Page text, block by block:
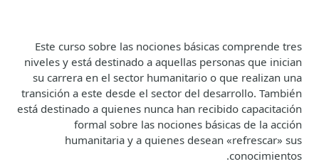
Este curso sobre las nociones básicas comprende tres
niveles y está destinado a aquellas personas que inician
su carrera en el sector humanitario o que realizan una
transición a este desde el sector del desarrollo. También
está destinado a quienes nunca han recibido capacitación
formal sobre las nociones básicas de la acción
humanitaria y a quienes desean «refrescar» sus
conocimientos.